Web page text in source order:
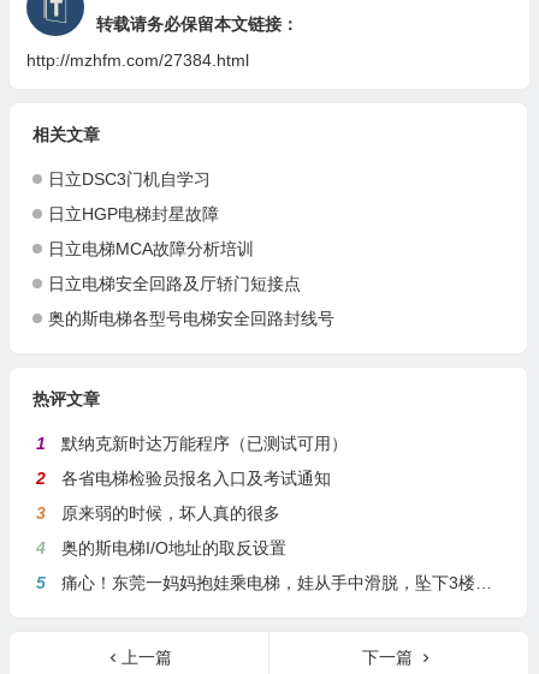
转载请务必保留本文链接：
http://mzhfm.com/27384.html
相关文章
日立DSC3门机自学习
日立HGP电梯封星故障
日立电梯MCA故障分析培训
日立电梯安全回路及厅轿门短接点
奥的斯电梯各型号电梯安全回路封线号
热评文章
1
默纳克新时达万能程序（已测试可用）
2
各省电梯检验员报名入口及考试通知
3
原来弱的时候，坏人真的很多
4
奥的斯电梯I/O地址的取反设置
5
痛心！东莞一妈妈抱娃乘电梯，娃从手中滑脱，坠下3楼身亡
上一篇
下一篇